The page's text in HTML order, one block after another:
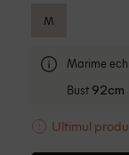
M
Marime
Bust 92cm
Ultimul